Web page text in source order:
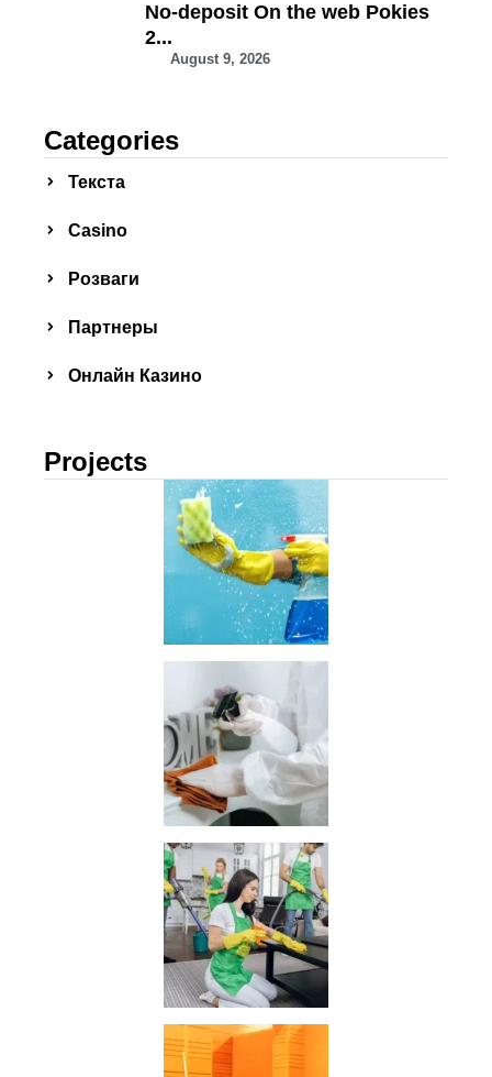
No-deposit On the web Pokies
2...
August 9, 2026
Categories
Текста
Сasino
Розваги
Партнеры
Онлайн Казино
Projects